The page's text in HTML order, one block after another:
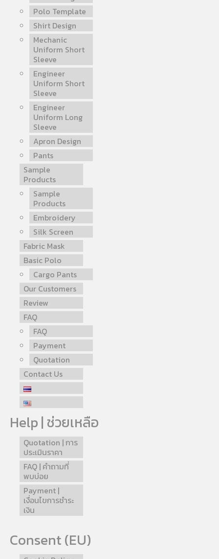
Polo Template
Shirt Design
Mechanic
Uniform Short
Sleeve
Engineer
Uniform Short
Sleeve
Engineer
Uniform Long
Sleeve
Apron Design
Pants
Sample
Products
Sample
Products
Embroidery
Silk Screen
Fabric Mask
Basic Polo
Cargo Pants
Our Customers
Review
FAQ
FAQ
Payment
Quotation
Contact Us
Help | ช่วยเหลือ
Quotation | การ
ประเมินราคา
FAQ | คำถามที่
พบบ่อย
Payment |
เงื่อนไขการชำระ
เงิน
Consent (EU)